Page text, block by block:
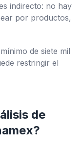
indirecto: no hay
por productos,
de siete mil
restringir el
de